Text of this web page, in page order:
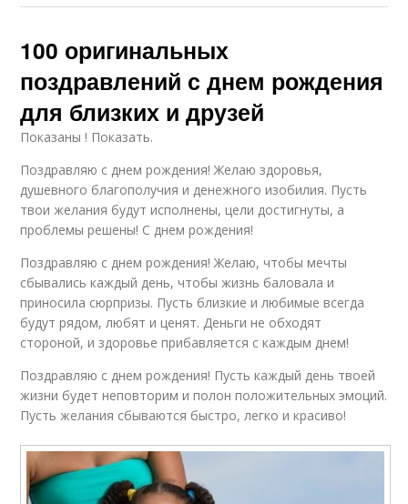
100 оригинальных
поздравлений с днем рождения
для близких и друзей
Показаны ! Показать.
Поздравляю с днем рождения! Желаю здоровья,
душевного благополучия и денежного изобилия. Пусть
твои желания будут исполнены, цели достигнуты, а
проблемы решены! С днем рождения!
Поздравляю с днем рождения! Желаю, чтобы мечты
сбывались каждый день, чтобы жизнь баловала и
приносила сюрпризы. Пусть близкие и любимые всегда
будут рядом, любят и ценят. Деньги не обходят
стороной, и здоровье прибавляется с каждым днем!
Поздравляю с днем рождения! Пусть каждый день твоей
жизни будет неповторим и полон положительных эмоций.
Пусть желания сбываются быстро, легко и красиво!